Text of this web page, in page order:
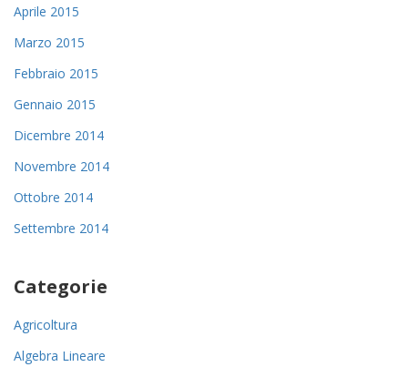
Aprile 2015
Marzo 2015
Febbraio 2015
Gennaio 2015
Dicembre 2014
Novembre 2014
Ottobre 2014
Settembre 2014
Categorie
Agricoltura
Algebra Lineare